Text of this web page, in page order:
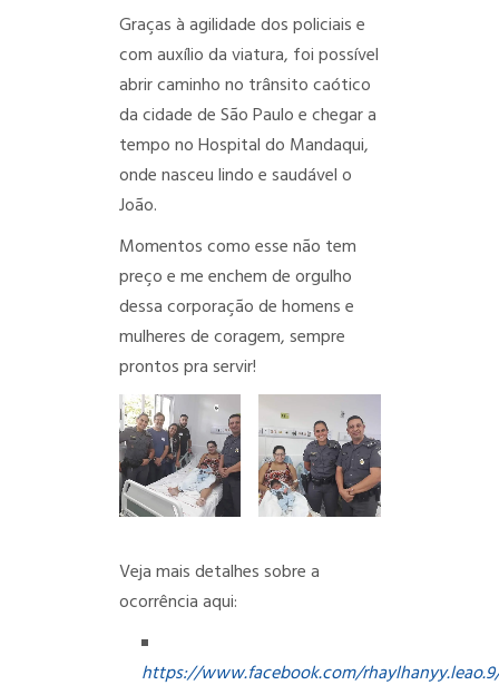
Graças à agilidade dos policiais e
com auxílio da viatura, foi possível
abrir caminho no trânsito caótico
da cidade de São Paulo e chegar a
tempo no Hospital do Mandaqui,
onde nasceu lindo e saudável o
João.
Momentos como esse não tem
preço e me enchem de orgulho
dessa corporação de homens e
mulheres de coragem, sempre
prontos pra servir!
Veja mais detalhes sobre a
ocorrência aqui:
https://www.facebook.com/